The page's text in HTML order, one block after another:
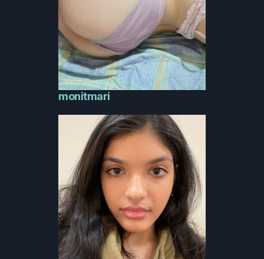
monitmari